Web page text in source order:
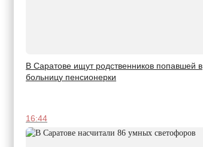
В Саратове ищут родственников попавшей в
больницу пенсионерки
16:44